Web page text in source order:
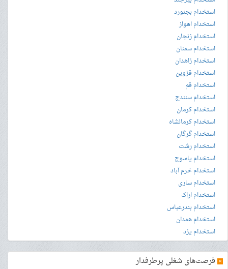
استخدام بجنورد
استخدام اهواز
استخدام زنجان
استخدام سمنان
استخدام زاهدان
استخدام قزوین
استخدام قم
استخدام سنندج
استخدام کرمان
استخدام کرمانشاه
استخدام گرگان
استخدام رشت
استخدام یاسوج
استخدام خرم آباد
استخدام ساری
استخدام اراک
استخدام بندرعباس
استخدام همدان
استخدام یزد
» فرصت‌های شغلی پرطرفدار